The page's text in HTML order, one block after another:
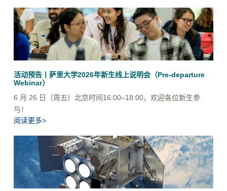
活动预告丨萨里大学2026年新生线上说明会（Pre-departure
Webinar）
6 月 26 日（周五）北京时间16:00–18:00，欢迎各位新生参
与！
阅读更多>